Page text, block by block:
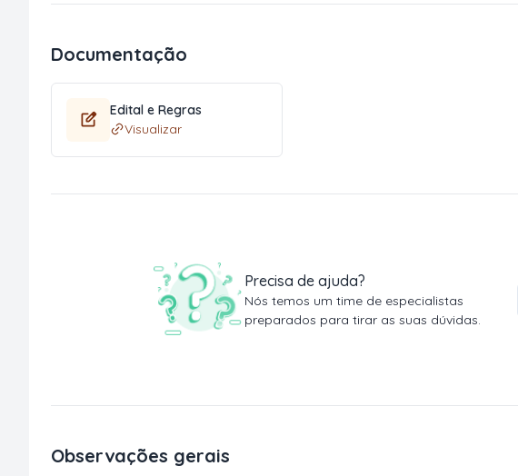
Documentação
Edital e Regras
Visualizar
Precisa de ajuda?
Nós temos um time de especialistas
preparados para tirar as suas dúvidas.
Observações gerais